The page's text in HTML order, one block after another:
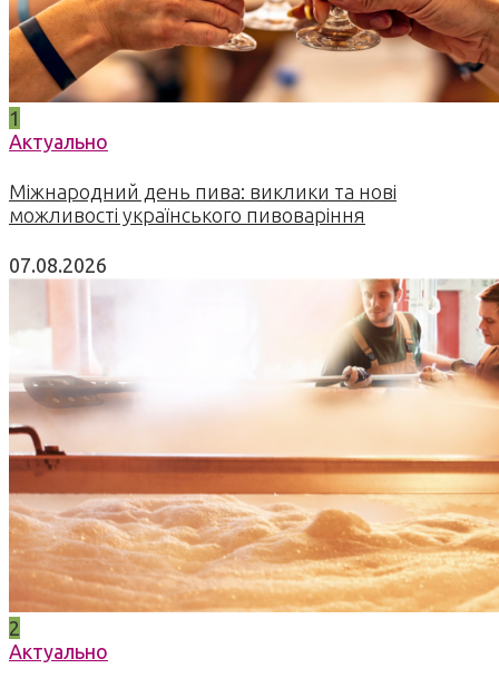
1
Актуально
Міжнародний день пива: виклики та нові
можливості українського пивоваріння
07.08.2026
2
Актуально